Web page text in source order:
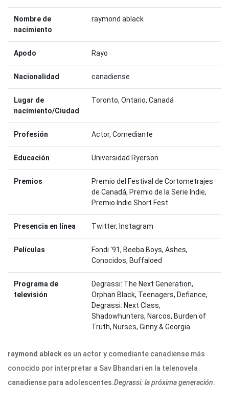
Nombre de
nacimiento
raymond ablack
Apodo Rayo
Nacionalidad canadiense
Lugar de
nacimiento/Ciudad
Toronto, Ontario, Canadá
Profesión Actor, Comediante
Educación Universidad Ryerson
Premios
Premio del Festival de Cortometrajes
de Canadá, Premio de la Serie Indie,
Premio Indie Short Fest
Presencia en línea Twitter, Instagram
Películas
Fondi '91, Beeba Boys, Ashes,
Conocidos, Buffaloed
Programa de
televisión
Degrassi: The Next Generation,
Orphan Black, Teenagers, Defiance,
Degrassi: Next Class,
Shadowhunters, Narcos, Burden of
Truth, Nurses, Ginny & Georgia
raymond ablack es un actor y comediante canadiense más
conocido por interpretar a Sav Bhandari en la telenovela
canadiense para adolescentes.Degrassi: la próxima generación.